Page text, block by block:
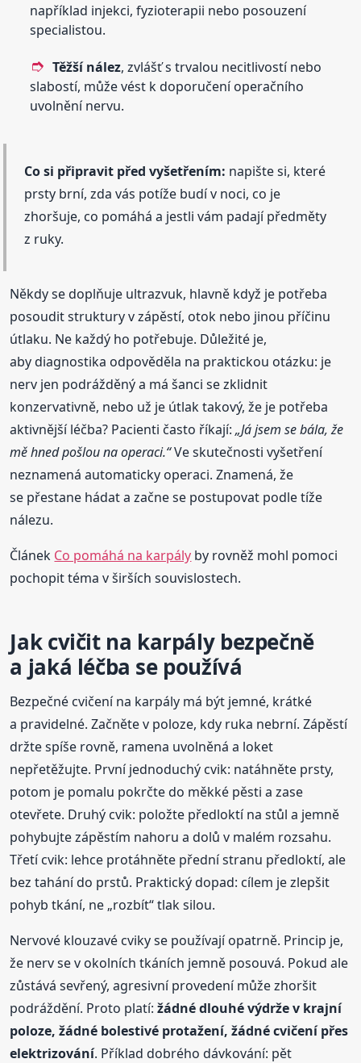
například injekci, fyzioterapii nebo posouzení
specialistou.
Těžší nález, zvlášť s trvalou necitlivostí nebo
slabostí, může vést k doporučení operačního
uvolnění nervu.
Co si připravit před vyšetřením: napište si, které
prsty brní, zda vás potíže budí v noci, co je
zhoršuje, co pomáhá a jestli vám padají předměty
z ruky.
Někdy se doplňuje ultrazvuk, hlavně když je potřeba
posoudit struktury v zápěstí, otok nebo jinou příčinu
útlaku. Ne každý ho potřebuje. Důležité je,
aby diagnostika odpověděla na praktickou otázku: je
nerv jen podrážděný a má šanci se zklidnit
konzervativně, nebo už je útlak takový, že je potřeba
aktivnější léčba? Pacienti často říkají:„Já jsem se bála, že
mě hned pošlou na operaci.“Ve skutečnosti vyšetření
neznamená automaticky operaci. Znamená, že
se přestane hádat a začne se postupovat podle tíže
nálezu.
Článek Co pomáhá na karpály by rovněž mohl pomoci
pochopit téma v širších souvislostech.
Jak cvičit na karpály bezpečně
a jaká léčba se používá
Bezpečné cvičení na karpály má být jemné, krátké
a pravidelné. Začněte v poloze, kdy ruka nebrní. Zápěstí
držte spíše rovně, ramena uvolněná a loket
nepřetěžujte. První jednoduchý cvik: natáhněte prsty,
potom je pomalu pokrčte do měkké pěsti a zase
otevřete. Druhý cvik: položte předloktí na stůl a jemně
pohybujte zápěstím nahoru a dolů v malém rozsahu.
Třetí cvik: lehce protáhněte přední stranu předloktí, ale
bez tahání do prstů. Praktický dopad: cílem je zlepšit
pohyb tkání, ne „rozbít“ tlak silou.
Nervové klouzavé cviky se používají opatrně. Princip je,
že nerv se v okolních tkáních jemně posouvá. Pokud ale
zůstává sevřený, agresivní provedení může zhoršit
podráždění. Proto platí:žádné dlouhé výdrže v krajní
poloze, žádné bolestivé protažení, žádné cvičení přes
elektrizování. Příklad dobrého dávkování: pět